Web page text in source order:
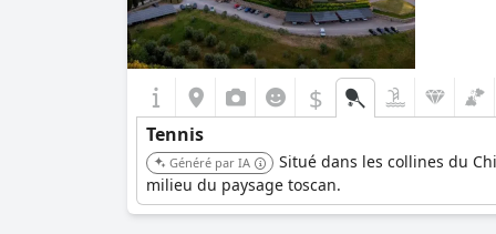
$
Tennis
Généré par IA
Situé dans les collines du
milieu du paysage toscan.